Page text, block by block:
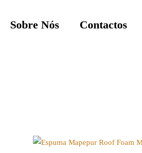
Sobre Nós Contactos